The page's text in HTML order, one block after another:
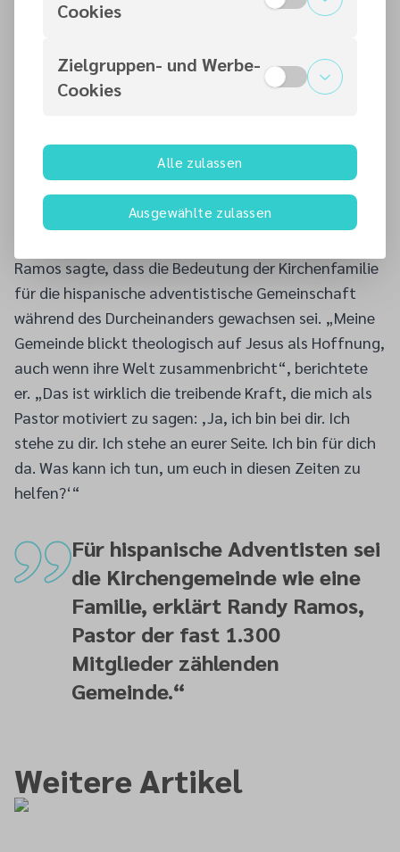
heiße Zone für ICE-Razzien“, sagte Ramos.
Region hätten nach Wegen gesucht, um den
betroffenen Mitgliedern der Latino-Gemeinschaft zu
am 17. Juni eine Mahnwache und eine
Informationsveranstaltung mit
Einwanderungsbefürwortern und Gemeindeleitern.
Bedeutung der Kirche für hispanische
Ramos sagte, dass die Bedeutung der Kirchenfamilie
für die hispanische adventistische Gemeinschaft
während des Durcheinanders gewachsen sei. „Meine
Gemeinde blickt theologisch auf Jesus als Hoffnung,
auch wenn ihre Welt zusammenbricht“, berichtete
er. „Das ist wirklich die treibende Kraft, die mich als
Pastor motiviert zu sagen: ‚Ja, ich bin bei dir. Ich
stehe zu dir. Ich stehe an eurer Seite. Ich bin für dich
da. Was kann ich tun, um euch in diesen Zeiten zu
helfen?‘“
Für hispanische Adventisten sei
die Kirchengemeinde wie eine
Familie, erklärt Randy Ramos,
Pastor der fast 1.300
Mitglieder zählenden
Gemeinde.“
Weitere Artikel
Cookies
Zielgruppen- und Werbe-
Cookies
Alle zulassen
Ausgewählte zulassen